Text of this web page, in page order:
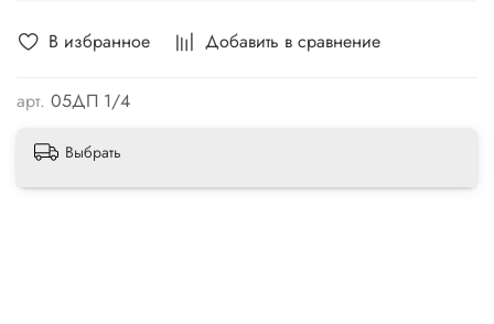
В избранное Добавить в сравнение
арт. 05ДП 1/4
Выбрать